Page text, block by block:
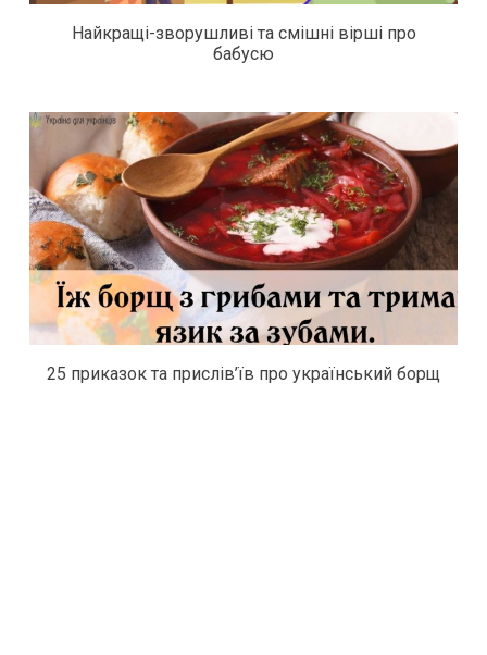
Найкращі-зворушливі та смішні вірші про
бабусю
25 приказок та прислів’їв про український борщ